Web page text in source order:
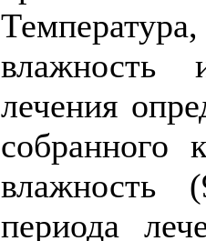
влажность
лечения
собранного
периода